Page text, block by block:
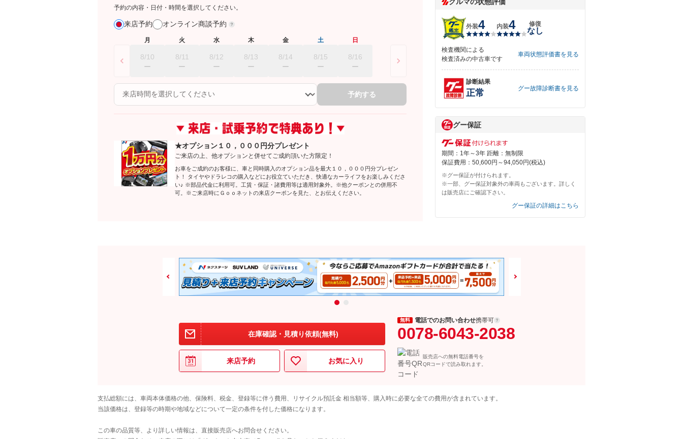
予約の内容・日付・時間を選択してください。
来店予約 オンライン商談予約
月
8/10
火
8/11
水
8/12
木
8/13
金
8/14
土
8/15
日
8/16
予約する
★オプション１０，０００円分プレゼント
ご来店の上、他オプションと併せてご成約頂いた方限定！
お車をご成約のお客様に、車と同時購入のオプション品を最大１０，０００円分プレゼン
ト！ タイヤやドラレコの購入などにお役立ていただき、快適なカーライフをお楽しみくださ
い♪ ※部品代金に利用可。工賃・保証・諸費用等は適用対象外。※他クーポンとの併用不
可。※ご来店時にＧｏｏネットの来店クーポンを見た、とお伝えください。
外装4 内装4 修復
なし
検査機関による
検査済みの中古車です
車両状態評価書を見る
診断結果
正常 グー故障診断書を見る
グー保証
期間：1年～3年 距離：無制限
保証費用：50,600円～94,050円(税込)
※グー保証が付けられます。
※一部、グー保証対象外の車両もございます。詳しく
は販売店にご確認下さい。
グー保証の詳細はこちら
在庫確認・見積り依頼(無料)
来店予約 お気に入り
無料 電話でのお問い合わせ携帯可
0078-6043-2038
販売店への無料電話番号を
QRコードで読み取れます。
支払総額には、車両本体価格の他、保険料、税金、登録等に伴う費用、リサイクル預託金 相当額等、購入時に必要な全ての費用が含まれています。
当該価格は、登録等の時期や地域などについて一定の条件を付した価格になります。
この車の品質等、より詳しい情報は、直接販売店へお問合せください。